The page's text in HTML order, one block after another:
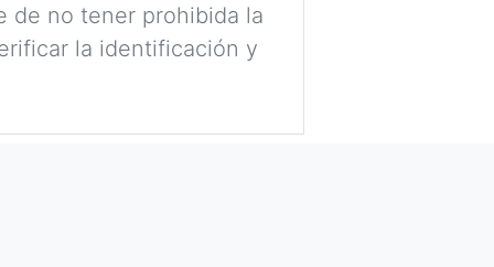
de no tener prohibida la
la identificación y